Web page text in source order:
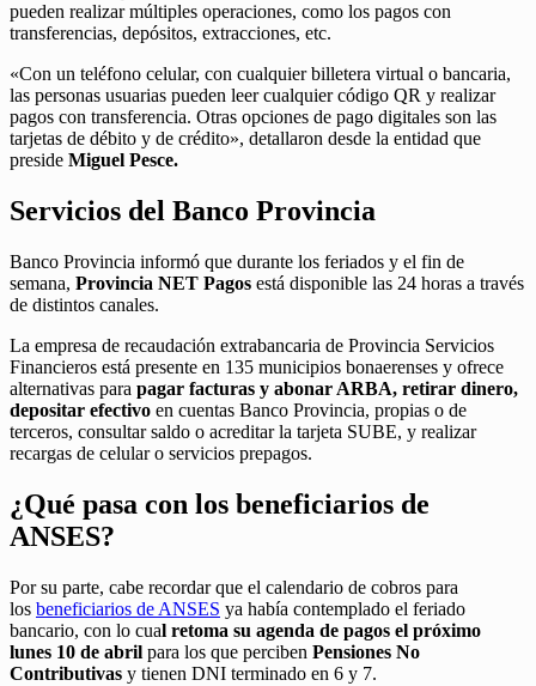
pueden realizar múltiples operaciones, como los pagos con
transferencias, depósitos, extracciones, etc.
«Con un teléfono celular, con cualquier billetera virtual o bancaria,
las personas usuarias pueden leer cualquier código QR y realizar
pagos con transferencia. Otras opciones de pago digitales son las
tarjetas de débito y de crédito», detallaron desde la entidad que
preside Miguel Pesce.
Servicios del Banco Provincia
Banco Provincia informó que durante los feriados y el fin de
semana, Provincia NET Pagos está disponible las 24 horas a través
de distintos canales.
La empresa de recaudación extrabancaria de Provincia Servicios
Financieros está presente en 135 municipios bonaerenses y ofrece
alternativas para pagar facturas y abonar ARBA, retirar dinero,
depositar efectivo en cuentas Banco Provincia, propias o de
terceros, consultar saldo o acreditar la tarjeta SUBE, y realizar
recargas de celular o servicios prepagos.
¿Qué pasa con los beneficiarios de
ANSES?
Por su parte, cabe recordar que el calendario de cobros para
los beneficiarios de ANSES ya había contemplado el feriado
bancario, con lo cual retoma su agenda de pagos el próximo
lunes 10 de abril para los que perciben Pensiones No
Contributivas y tienen DNI terminado en 6 y 7.